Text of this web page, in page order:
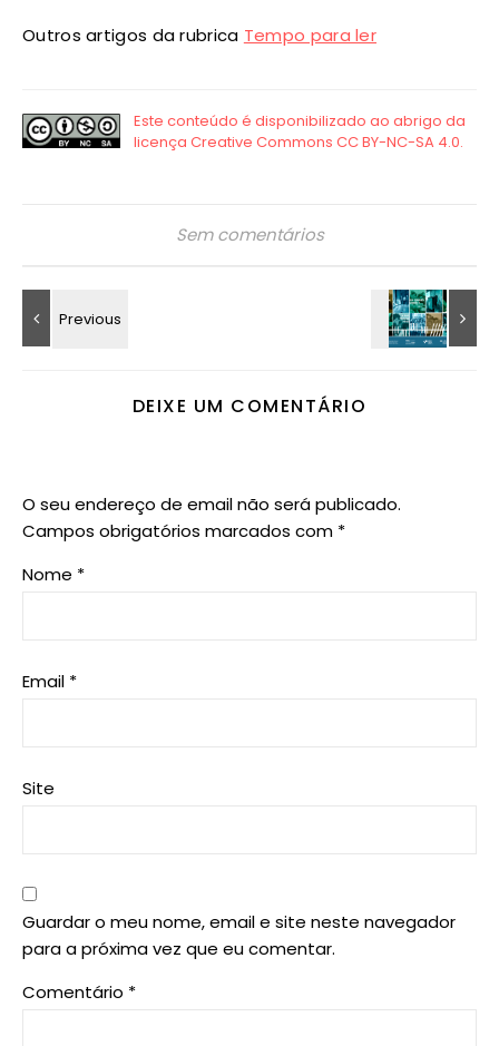
Outros artigos da rubrica Tempo para ler
Sem comentários
DEIXE UM COMENTÁRIO
O seu endereço de email não será publicado.
Campos obrigatórios marcados com *
Nome *
Email *
Site
Guardar o meu nome, email e site neste navegador
para a próxima vez que eu comentar.
Comentário *